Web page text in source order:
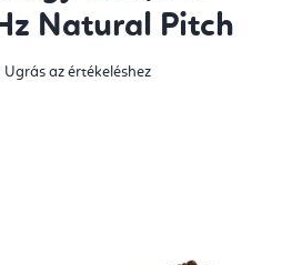
Natural Pitch
Ugrás az értékeléshez